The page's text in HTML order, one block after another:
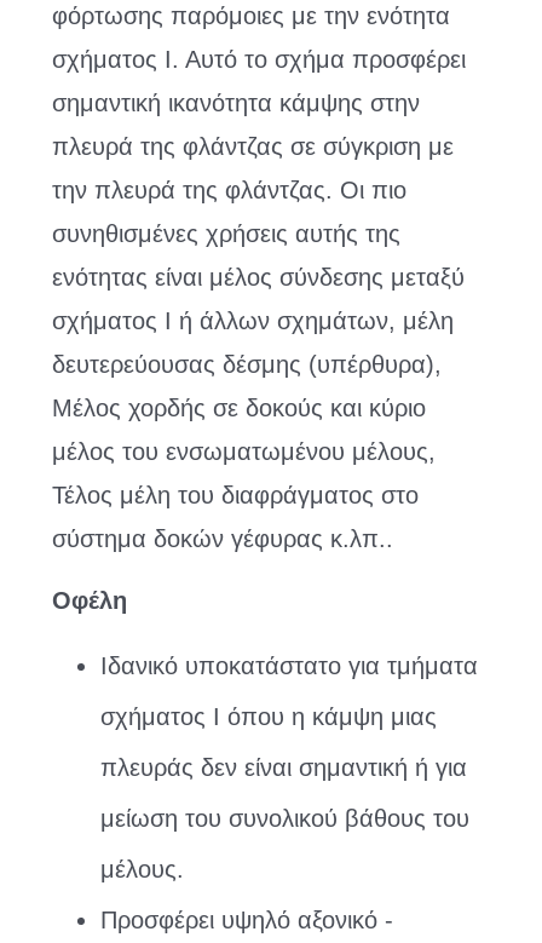
φόρτωσης παρόμοιες με την ενότητα
σχήματος Ι. Αυτό το σχήμα προσφέρει
σημαντική ικανότητα κάμψης στην
πλευρά της φλάντζας σε σύγκριση με
την πλευρά της φλάντζας. Οι πιο
συνηθισμένες χρήσεις αυτής της
ενότητας είναι μέλος σύνδεσης μεταξύ
σχήματος I ή άλλων σχημάτων, μέλη
δευτερεύουσας δέσμης (υπέρθυρα),
Μέλος χορδής σε δοκούς και κύριο
μέλος του ενσωματωμένου μέλους,
Τέλος μέλη του διαφράγματος στο
σύστημα δοκών γέφυρας κ.λπ..
Οφέλη
Ιδανικό υποκατάστατο για τμήματα
σχήματος Ι όπου η κάμψη μιας
πλευράς δεν είναι σημαντική ή για
μείωση του συνολικού βάθους του
μέλους.
Προσφέρει υψηλό αξονικό -